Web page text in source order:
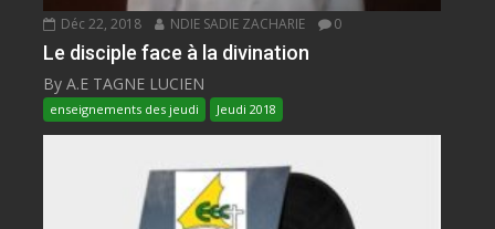
Déc 22, 2018 NDIE SADIE ZACHARIE 0
Le disciple face à la divination
By A.E TAGNE LUCIEN
enseignements des jeudi Jeudi 2018